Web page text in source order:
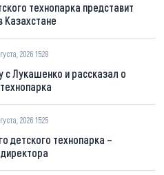
технопарка представит
Казахстане
2026 15:28
с Лукашенко и рассказал о
2026 15:25
детского технопарка –